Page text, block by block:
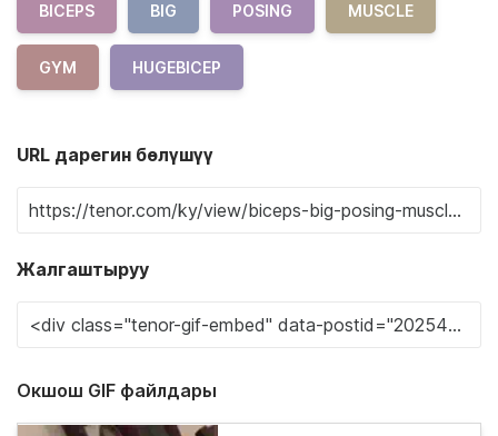
BICEPS BIG POSING MUSCLE
GYM HUGEBICEP
URL дарегин бөлүшүү
Жалгаштыруу
Окшош GIF файлдары